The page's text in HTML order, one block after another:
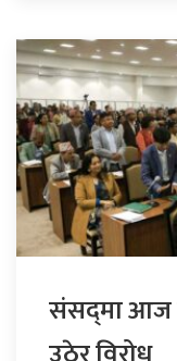
संसद्‍मा आज